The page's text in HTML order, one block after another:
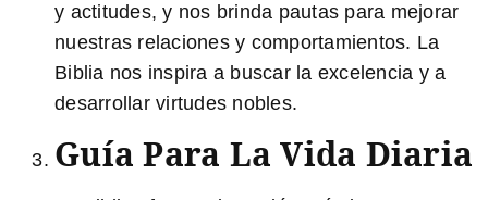
y actitudes, y nos brinda pautas para mejorar
nuestras relaciones y comportamientos. La
Biblia nos inspira a buscar la excelencia y a
desarrollar virtudes nobles.
Guía Para La Vida Diaria